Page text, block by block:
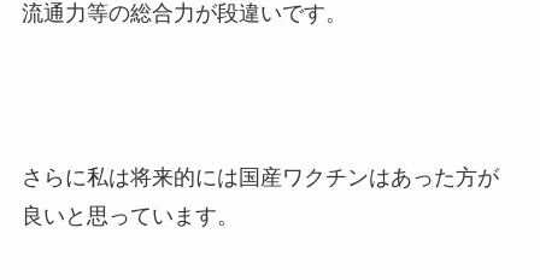
流通力等の総合力が段違いです。
さらに私は将来的には国産ワクチンはあった方が
良いと思っています。